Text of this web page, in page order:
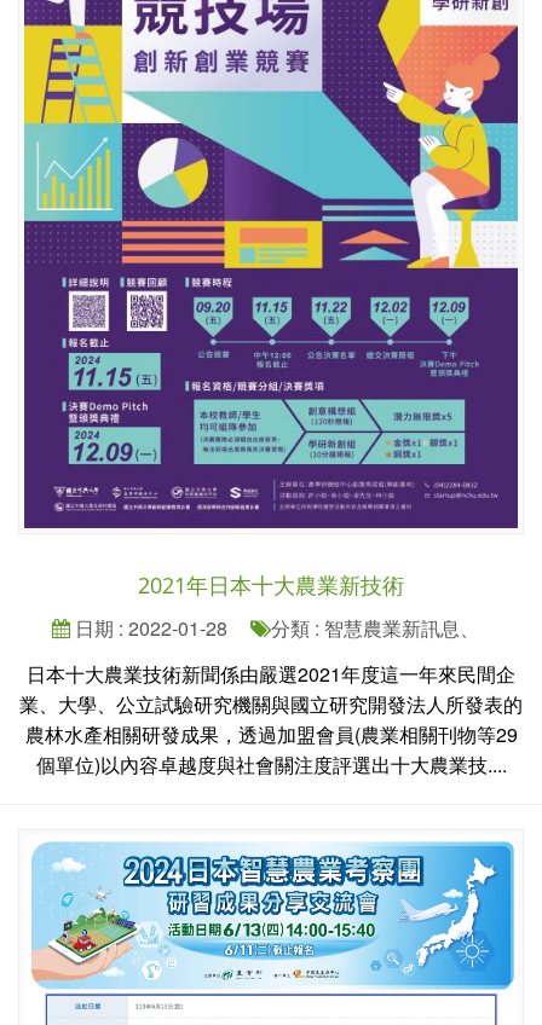
2021年日本十大農業新技術
日期 : 2022-01-28
分類 : 智慧農業新訊息、
日本十大農業技術新聞係由嚴選2021年度這一年來民間企
業、大學、公立試驗研究機關與國立研究開發法人所發表的
農林水產相關研發成果，透過加盟會員(農業相關刊物等29
個單位)以內容卓越度與社會關注度評選出十大農業技....